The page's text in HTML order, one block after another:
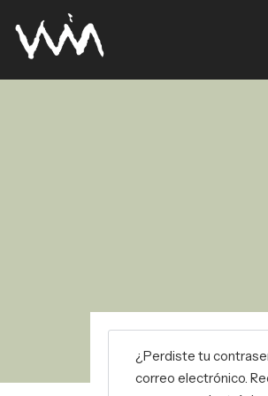
¿Perdiste tu
correo electrónico.